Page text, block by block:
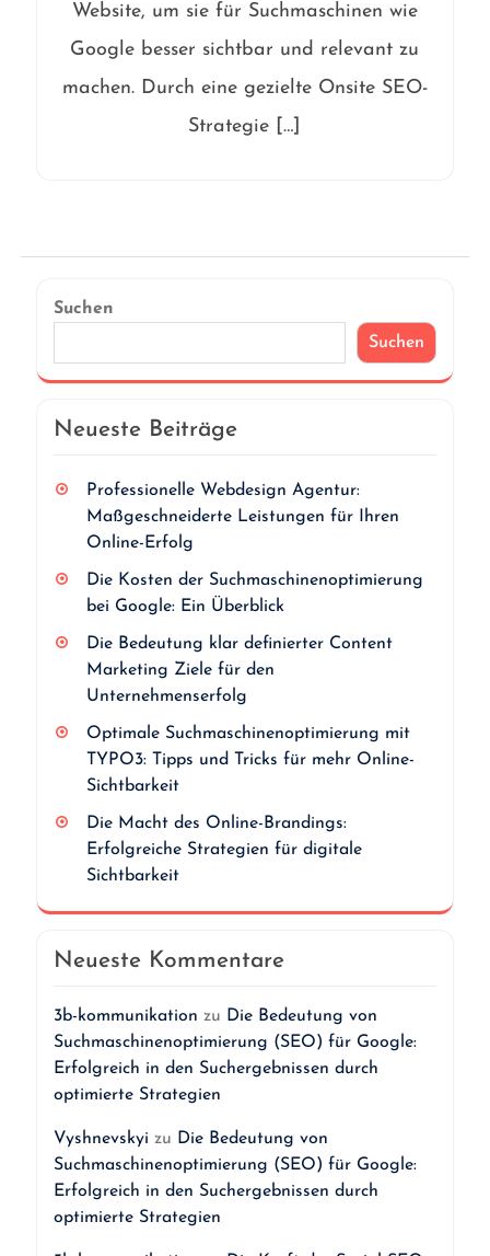
Website, um sie für Suchmaschinen wie
Google besser sichtbar und relevant zu
machen. Durch eine gezielte Onsite SEO-
Strategie […]
Suchen
Suchen
Neueste Beiträge
Professionelle Webdesign Agentur:
Maßgeschneiderte Leistungen für Ihren
Online-Erfolg
Die Kosten der Suchmaschinenoptimierung
bei Google: Ein Überblick
Die Bedeutung klar definierter Content
Marketing Ziele für den
Unternehmenserfolg
Optimale Suchmaschinenoptimierung mit
TYPO3: Tipps und Tricks für mehr Online-
Sichtbarkeit
Die Macht des Online-Brandings:
Erfolgreiche Strategien für digitale
Sichtbarkeit
Neueste Kommentare
3b-kommunikation zu Die Bedeutung von
Suchmaschinenoptimierung (SEO) für Google:
Erfolgreich in den Suchergebnissen durch
optimierte Strategien
Vyshnevskyi zu Die Bedeutung von
Suchmaschinenoptimierung (SEO) für Google:
Erfolgreich in den Suchergebnissen durch
optimierte Strategien